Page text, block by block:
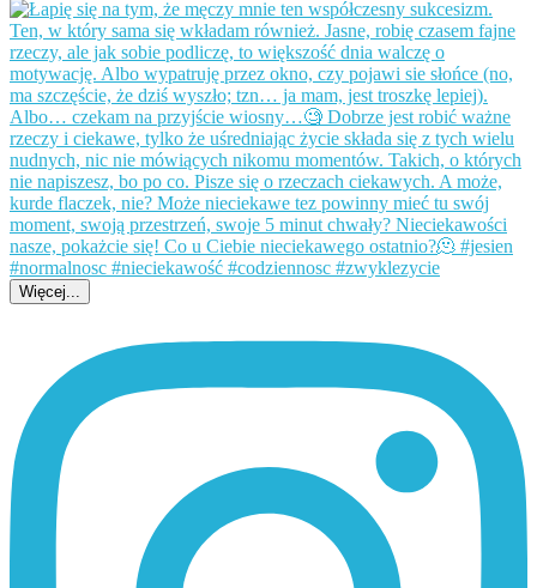
Więcej...